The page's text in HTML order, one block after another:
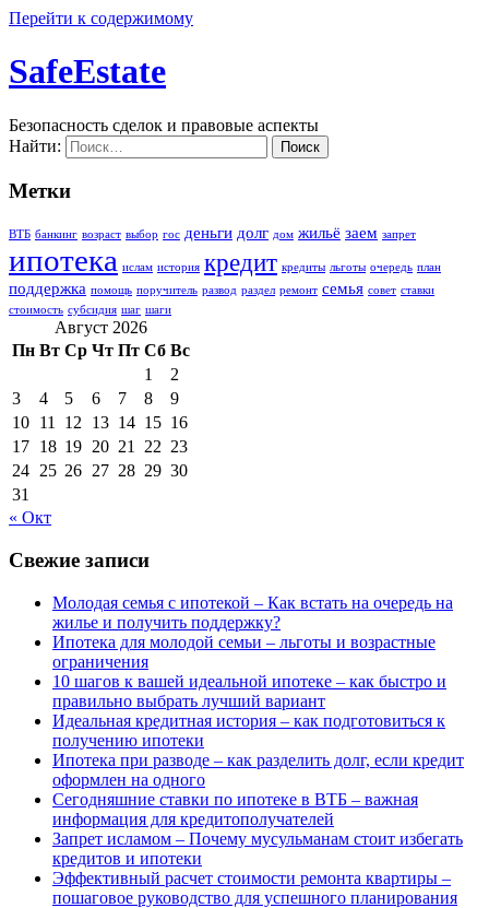
Перейти к содержимому
SafeEstate
Безопасность сделок и правовые аспекты
Найти:
Метки
ВТБ банкинг возраст выбор гос деньги долг дом жильё заем запрет
ипотека ислам история кредит кредиты льготы очередь план
поддержка помощь поручитель развод раздел ремонт семья совет ставки
стоимость субсидия шаг шаги
Август 2026
Пн Вт Ср Чт Пт Сб Вс
1
2
3
4 5 6 7 8
9
10 11 12 13 14 15 16
17 18 19 20 21 22 23
24 25 26 27 28 29 30
31
« Окт
Свежие записи
Молодая семья с ипотекой – Как встать на очередь на
жилье и получить поддержку?
Ипотека для молодой семьи – льготы и возрастные
ограничения
10 шагов к вашей идеальной ипотеке – как быстро и
правильно выбрать лучший вариант
Идеальная кредитная история – как подготовиться к
получению ипотеки
Ипотека при разводе – как разделить долг, если кредит
оформлен на одного
Сегодняшние ставки по ипотеке в ВТБ – важная
информация для кредитополучателей
Запрет исламом – Почему мусульманам стоит избегать
кредитов и ипотеки
Эффективный расчет стоимости ремонта квартиры –
пошаговое руководство для успешного планирования